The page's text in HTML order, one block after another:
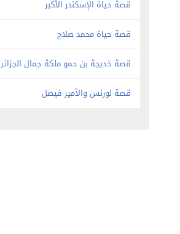
قصة حياة الإسكندر الأكبر
قصة حياة محمد صلاح
قصة خديجة بن حمو ملكة جمال الجزائر
قصة لورنس والأمير فيصل